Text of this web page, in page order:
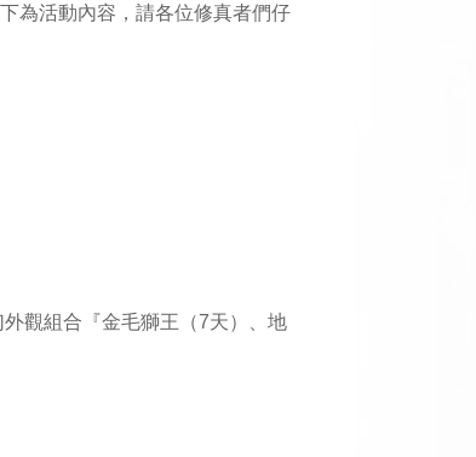
為活動內容，請各位修真者們仔
外觀組合『金毛獅王（7天）、地